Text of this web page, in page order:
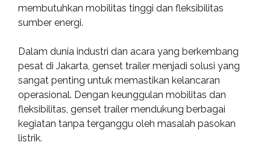
membutuhkan mobilitas tinggi dan fleksibilitas
sumber energi.
Dalam dunia industri dan acara yang berkembang
pesat di Jakarta, genset trailer menjadi solusi yang
sangat penting untuk memastikan kelancaran
operasional. Dengan keunggulan mobilitas dan
fleksibilitas, genset trailer mendukung berbagai
kegiatan tanpa terganggu oleh masalah pasokan
listrik.